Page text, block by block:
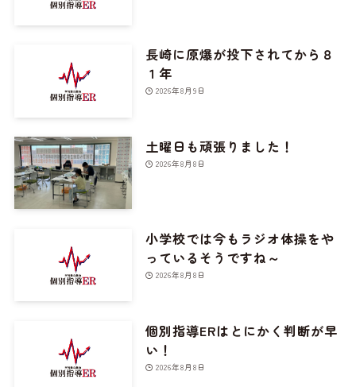
長崎に原爆が投下されてから８
１年
2026年8月9日
土曜日も頑張りました！
2026年8月8日
小学校では今もラジオ体操をや
っているそうですね～
2026年8月8日
個別指導ERはとにかく判断が早
い！
2026年8月8日